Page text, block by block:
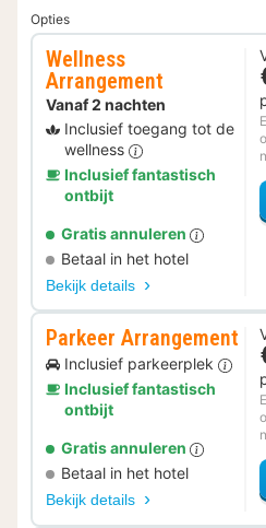
Opties
Wellness
Arrangement
Vanaf 2 nachten
Inclusief toegang tot de
wellness
Inclusief fantastisch
ontbijt
Gratis annuleren
Betaal in het hotel
Bekijk details
Parkeer Arrangement
Inclusief parkeerplek
Inclusief fantastisch
ontbijt
Gratis annuleren
Betaal in het hotel
Bekijk details